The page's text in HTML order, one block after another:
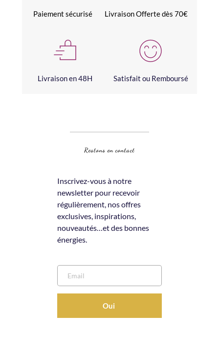
Paiement sécurisé Livraison Offerte dès 70€
Livraison en 48H Satisfait ou Remboursé
Restons en contact
Inscrivez-vous à notre
newsletter pour recevoir
régulièrement, nos offres
exclusives, inspirations,
nouveautés…et des bonnes
énergies.
Oui